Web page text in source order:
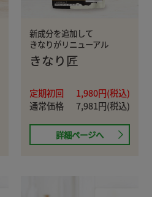
新成分を追加して
きなりがリニューアル
きなり匠
定期初回
1,980円(税込)
通常価格
7,981円(税込)
詳細ページへ